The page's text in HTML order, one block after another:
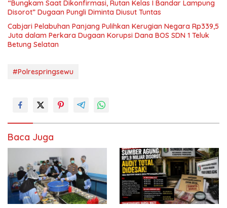
“Bungkam Saat Dikonfirmasi, Rutan Kelas I Bandar Lampung
Disorot” Dugaan Pungli Diminta Diusut Tuntas
Cabjari Pelabuhan Panjang Pulihkan Kerugian Negara Rp339,5
Juta dalam Perkara Dugaan Korupsi Dana BOS SDN 1 Teluk
Betung Selatan
#Polrespringsewu
Baca Juga